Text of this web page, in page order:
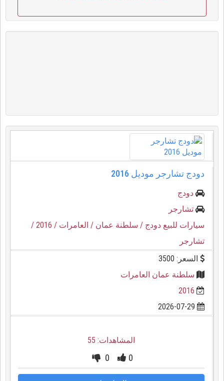
دودج تشارجر موديل 2016
دودج
تشارجر
سيارات للبيع دودج / سلطنة عمان / العامرات / 2016
/
تشارجر
السعر: 3500
سلطنة عمان العامرات
2016
المشاهدات: 55
0
0